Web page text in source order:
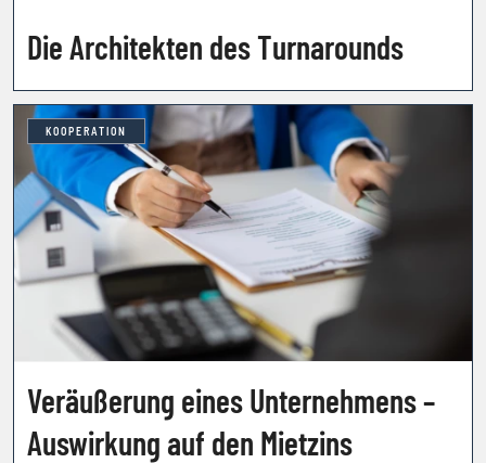
Die Architekten des Turnarounds
KOOPERATION
Veräußerung eines Unternehmens –
Auswirkung auf den Mietzins